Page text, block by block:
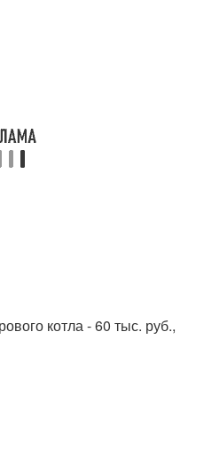
котла - 60 тыс. руб.,